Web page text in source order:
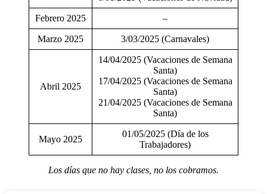
Febrero 2025 –
Marzo 2025 3/03/2025 (Carnavales)
Abril 2025
14/04/2025 (Vacaciones de Semana
Santa)
17/04/2025 (Vacaciones de Semana
Santa)
21/04/2025 (Vacaciones de Semana
Santa)
Mayo 2025
01/05/2025 (Día de los
Trabajadores)
Los días que no hay clases, no los cobramos.